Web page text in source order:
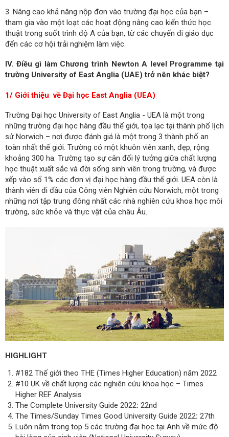
3. Nâng cao khả năng nộp đơn vào trường đại học của bạn –
tham gia vào một loạt các hoạt động nâng cao kiến ​​thức học
thuật trong suốt trình độ A của bạn, từ các chuyến đi giáo dục
đến các cơ hội trải nghiệm làm việc.
IV. Điều gì làm Chương trình Newton A level Programme tại
trường University of East Anglia (UAE) trở nên khác biệt?
1/ Giới thiệu về Đại học East Anglia (UEA)
Trường Đại học University of East Anglia - UEA là một trong
những trường đại học hàng đầu thế giới, tọa lạc tại thành phố lịch
sử Norwich – nơi được đánh giá là một trong 3 thành phố an
toàn nhất thế giới. Trường có một khuôn viên xanh, đẹp, rộng
khoảng 300 ha. Trường tạo sự cân đối lý tưởng giữa chất lượng
học thuật xuất sắc và đời sống sinh viên trong trường, và được
xếp vào số 1% các đơn vị đại học hàng đầu thế giới. UEA còn là
thành viên đi đầu của Công viên Nghiên cứu Norwich, một trong
những nơi tập trung đông nhất các nhà nghiên cứu khoa học môi
trường, sức khỏe và thực vật của châu Âu.
HIGHLIGHT
#182 Thế giới theo THE (Times Higher Education) năm 2022
#10 UK về chất lượng các nghiên cứu khoa học – Times
Higher REF Analysis
The Complete University Guide 2022: 22nd
The Times/Sunday Times Good University Guide 2022: 27th
Luôn nằm trong top 5 các trường đại học tại Anh về mức độ